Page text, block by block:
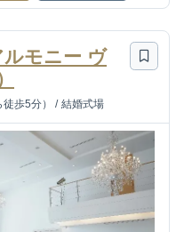
ルモニー ヴ
歩5分） / 結婚式場